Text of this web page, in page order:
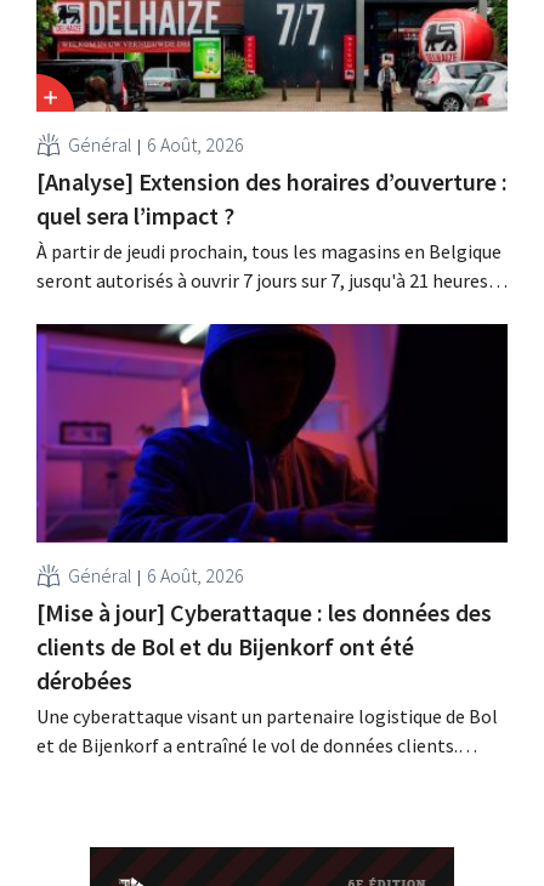
Général 6 Août, 2026
[Analyse] Extension des horaires d’ouverture :
quel sera l’impact ?
À partir de jeudi prochain, tous les magasins en Belgique
seront autorisés à ouvrir 7 jours sur 7, jusqu'à 21 heures.
faut. De plus, la législation du travail constitue un
obstacle. Les conditions sont-elles équitables pour tous
Général 6 Août, 2026
[Mise à jour] Cyberattaque : les données des
clients de Bol et du Bijenkorf ont été
dérobées
Une cyberattaque visant un partenaire logistique de Bol
et de Bijenkorf a entraîné le vol de données clients.